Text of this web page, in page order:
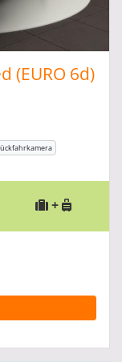
(EURO 6d)
+